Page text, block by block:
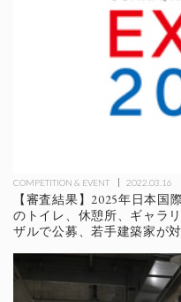
COMPETITION & EVENT 2022.03.16
【審査結果】2025年日本国
のトイレ、休憩所、ギャラ
ザルで公募、若手建築家が